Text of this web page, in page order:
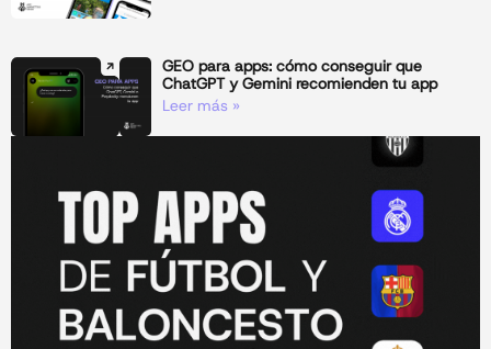
GEO para apps: cómo conseguir que
ChatGPT y Gemini recomienden tu app
Leer más »